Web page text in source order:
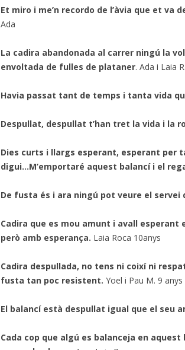
Et miro i me’n recordo de l’àvia que et va
Ada
La cadira abandonada al carrer ningú la
envoltada de fulles de plataner. Ada i Laia R.
Havia passat tant de temps i tanta vida
Despullat, despullat t’han tret la vida i la
Dies curts i llargs esperant, esperant per
digui…M’emportaré aquest balancí i el
De fusta és i ara ningú pot veure el servei
Cadira que es mou amunt i avall esperant
però amb esperança. Laia Roca 10anys
Cadira despullada, no tens ni coixí ni
fusta tan poc resistent. Yoel i Pau M. 9 anys
El balancí està despullat igual que el seu
Cada cop que algú es balanceja en